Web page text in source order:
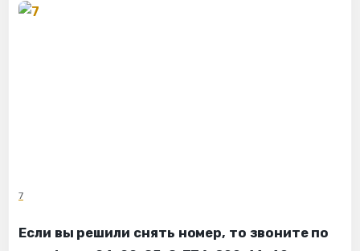
7
Если вы решили снять номер, то звоните по